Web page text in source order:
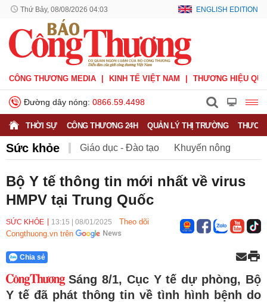
Thứ Bảy, 08/08/2026 04:03 ENGLISH EDITION
CÔNG THƯƠNG MEDIA KINH TẾ VIỆT NAM THƯƠNG HIỆU
Đường dây nóng: 0866.59.4498
THỜI SỰ CÔNG THƯƠNG 24H QUẢN LÝ THỊ TRƯỜNG
Sức khỏe Giáo dục - Đào tạo Khuyến nông
Phát triển bền vững Sức khỏe
Bộ Y tế thông tin mới nhất về virus
HMPV tại Trung Quốc
SỨC KHỎE 13:15 08/01/2025
Theo dõi
Congthuong.vn trên
Chia sẻ
Sáng 8/1, Cục Y tế dự phòng, Bộ
Y tế đã phát thông tin về tình hình bệnh do